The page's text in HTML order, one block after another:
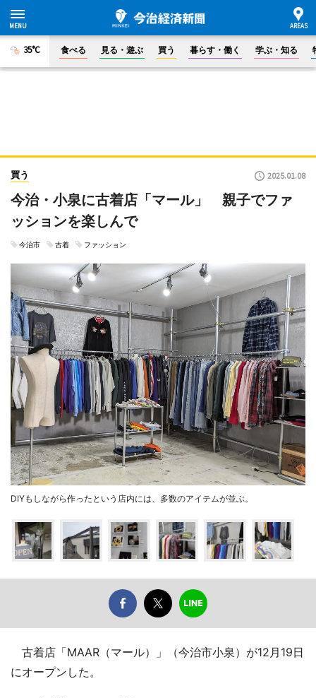
35°C 食べる 見る・遊ぶ 買う 暮らす・働く 学ぶ・知る
買う 2025.01.08
今治・小泉に古着店「マール」 親子でファ
ッションを楽しんで
今治市 古着 ファッション
DIYもしながら作ったという店内には、多数のアイテムが並ぶ。
古着店「MAAR（マール）」（今治市小泉）が12月19日
にオープンした。